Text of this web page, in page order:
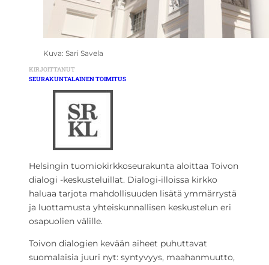
Kuva: Sari Savela
KIRJOITTANUT
SEURAKUNTALAINEN TOIMITUS
Helsingin tuomiokirkkoseurakunta aloittaa Toivon
dialogi -keskusteluillat. Dialogi-illoissa kirkko
haluaa tarjota mahdollisuuden lisätä ymmärrystä
ja luottamusta yhteiskunnallisen keskustelun eri
osapuolien välille.
Toivon dialogien kevään aiheet puhuttavat
suomalaisia juuri nyt: syntyvyys, maahanmuutto,